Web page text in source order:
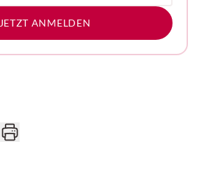
JETZT ANMELDEN